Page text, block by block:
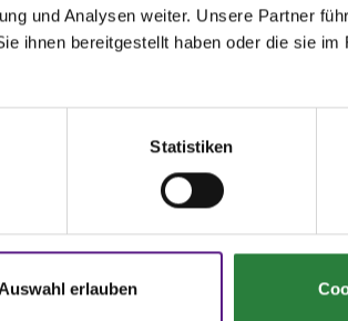
und Analysen weiter. Unsere Partner
ihnen bereitgestellt haben oder die sie im
Statistiken
erlauben
(max. 1,5 kW) auf zugewiesenem
Stromverteiler 100m!Reservierung nur bei
bestellt haben werden auf einem Parkplatz
zur Verfügung. PKW der Teilnehmer und
erhalten. Wir bitten um Verständnis.
Mal gefahren werden.
sichbarer Größe hat jeder Teilnehmer selbst